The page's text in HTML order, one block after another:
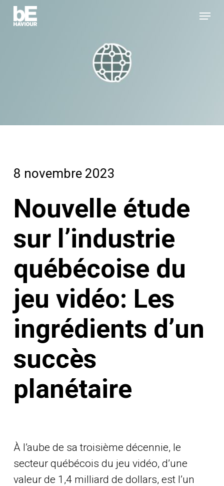
Skip
Menu
8 novembre 2023
Nouvelle étude
sur l’industrie
québécoise du
jeu vidéo: Les
ingrédients d’un
succès
planétaire
À l’aube de sa troisième décennie, le
secteur québécois du jeu vidéo, d’une
valeur de 1,4 milliard de dollars, est l’un